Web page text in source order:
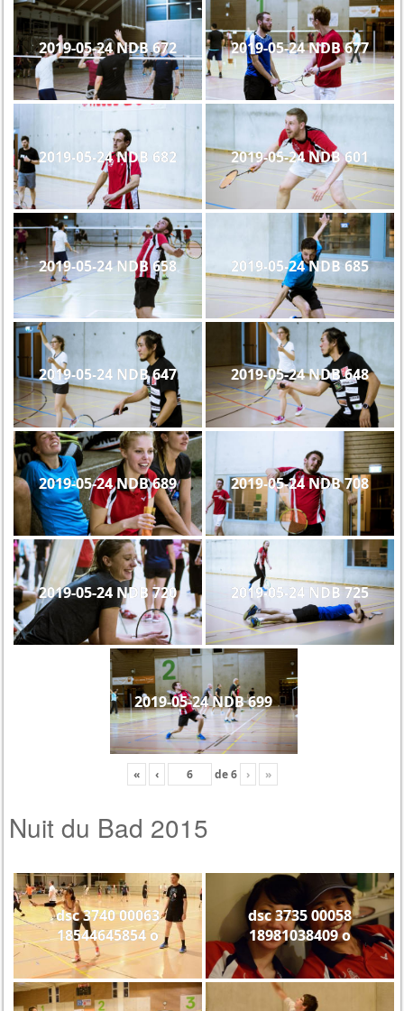
2019-05-24 NDB 672 2019-05-24 NDB 677
2019-05-24 NDB 682 2019-05-24 NDB 601
2019-05-24 NDB 658 2019-05-24 NDB 685
2019-05-24 NDB 647 2019-05-24 NDB 648
2019-05-24 NDB 689 2019-05-24 NDB 708
2019-05-24 NDB 720 2019-05-24 NDB 725
2019-05-24 NDB 699
« ‹ de6 › »
Nuit du Bad 2015
dsc 3740 00063
18544645854 o
dsc 3735 00058
18981038409 o